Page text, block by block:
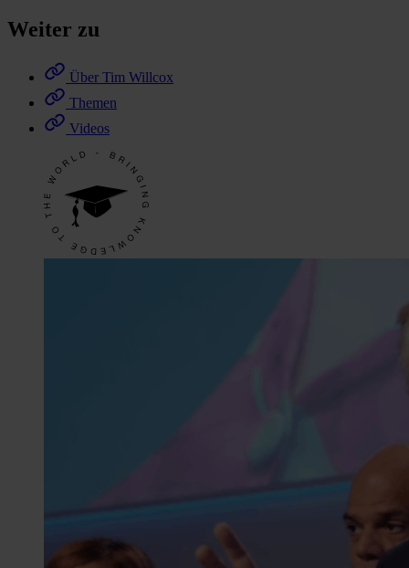
Weiter zu
Über Tim Willcox
Themen
Videos